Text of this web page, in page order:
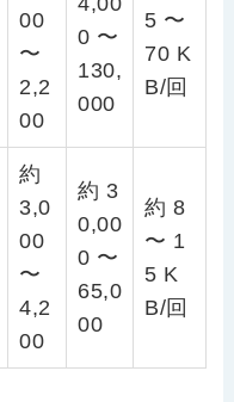
00
〜
2,2
00
0 〜
130,
000
5 〜
70 K
B/回
約
3,0
00
〜
4,2
00
約 3
0,00
0 〜
65,0
00
約 8
〜 1
5 K
B/回